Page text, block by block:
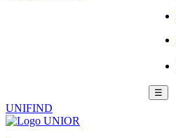
☰
UNIFIND